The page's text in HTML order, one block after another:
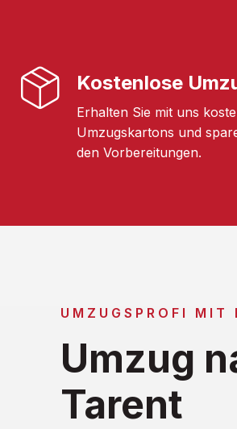
Kostenlose
Erhalten Sie mit uns
Umzugskartons und
den Vorbereitungen.
UMZUGSPROFI MIT
Umzug
Tarent